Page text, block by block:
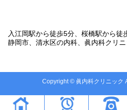
入江岡駅から徒歩5分、桜橋駅から徒
静岡市、清水区の内科、眞内科クリ
Copyright © 眞内科クリニック